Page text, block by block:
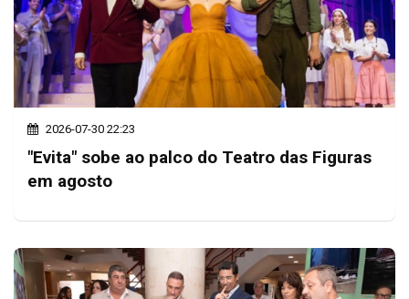
2026-07-30 22:23
"Evita" sobe ao palco do Teatro das Figuras
em agosto